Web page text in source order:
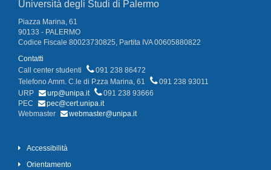
Università degli Studi di Palermo
Piazza Marina, 61
90133 - PALERMO
Codice Fiscale 80023730825, Partita IVA 00605880822
Contatti
Call center studenti
091 238 86472
Telefono Amm. C.le di P.zza Marina, 61
091 238 93011
URP
urp@unipa.it
091 238 93666
PEC
pec@cert.unipa.it
Webmaster
webmaster@unipa.it
Accessibilità
Orientamento